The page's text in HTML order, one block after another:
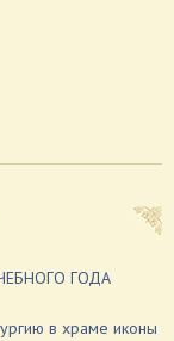
ГОДА
в храме иконы